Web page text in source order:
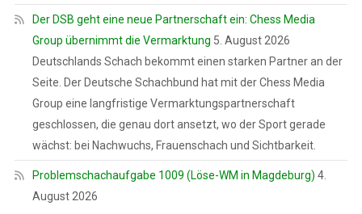
Der DSB geht eine neue Partnerschaft ein: Chess Media
Group übernimmt die Vermarktung 5. August 2026
Deutschlands Schach bekommt einen starken Partner an der
Seite. Der Deutsche Schachbund hat mit der Chess Media
Group eine langfristige Vermarktungspartnerschaft
geschlossen, die genau dort ansetzt, wo der Sport gerade
wächst: bei Nachwuchs, Frauenschach und Sichtbarkeit.
Problemschachaufgabe 1009 (Löse-WM in Magdeburg) 4.
August 2026